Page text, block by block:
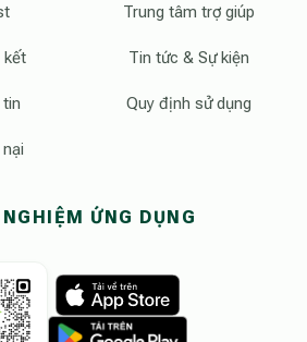
kết
Trung tâm trợ giúp
Tin tức & Sự kiện
Quy định sử dụng
ỨNG DỤNG